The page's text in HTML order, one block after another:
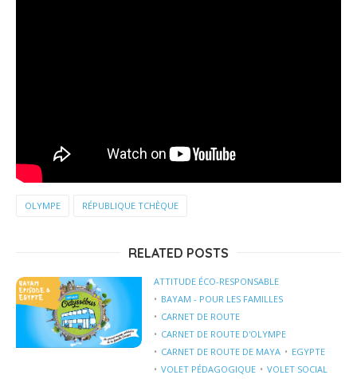
OLYMPE RÉPUBLIQUE TCHÈQUE
RELATED POSTS
ATTITUDE ÉCO-RESPONSABLE
BAYAM - POUR LES FAMILLES
CARNET DE ROUTE
CARNET DE ROUTE D'OLYMPE
CARNET DE ROUTE DE MAYA
EGYPTE
VOLET PÉDAGOGIQUE
VOLET SOCIAL